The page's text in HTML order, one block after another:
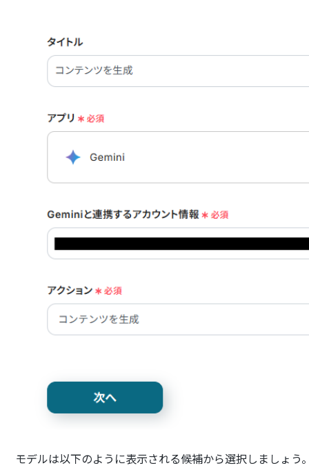
モデルは以下のように表示される候補から選択しましょう